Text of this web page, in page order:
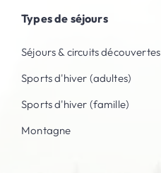
Types de séjours
Séjours & circuits découvertes
Sports d'hiver (adultes)
Sports d'hiver (famille)
Montagne